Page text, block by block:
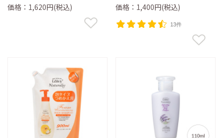
価格：1,620円(税込)
価格：1,400円(税込)
13件